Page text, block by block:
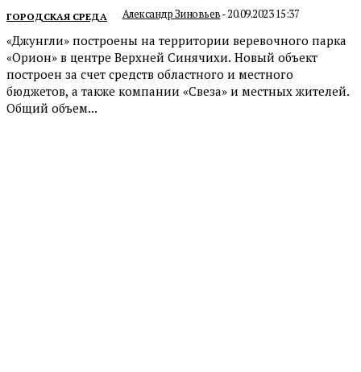
ГОРОДСКАЯ СРЕДА Александр Зиновьев-20.09.2023 15:37
«Джунгли» построены на территории веревочного парка
«Орион» в центре Верхней Синячихи. Новый объект
построен за счет средств областного и местного
бюджетов, а также компании «Свеза» и местных жителей.
Общий объем...